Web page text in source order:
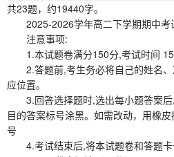
共23题，约19440字。
2025-2026学年高二下学期期中考
注意事项:
1.本试题卷满分150分,考试时间
2.答题前,考生务必将自己的姓名、
应位置。
3.回答选择题时,选出每小题答案后
目的答案标号涂黑。如需改动，用橡
号
4.考试结束后,将本试题卷和答题卡